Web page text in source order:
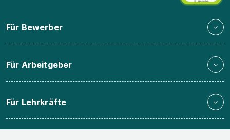
Für Bewerber
Für Arbeitgeber
Für Lehrkräfte